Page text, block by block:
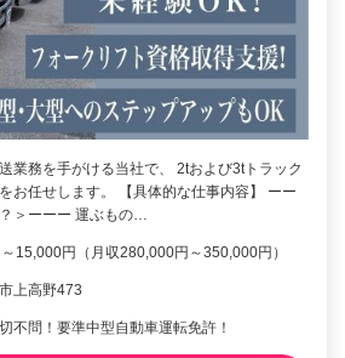
業務を手がける当社で、 2tおよび3tトラック
お任せします。 【具体的な仕事内容】 ーー
＞ーーー 運ぶもの…
15,000円（月収280,000円～350,000円）
上高野473
不問！要準中型自動車運転免許！